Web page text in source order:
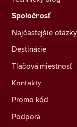
Spoločnosť
Najčastejšie otázky
Destinácie
Tlačová miestnosť
Kontakty
Promo kód
Podpora